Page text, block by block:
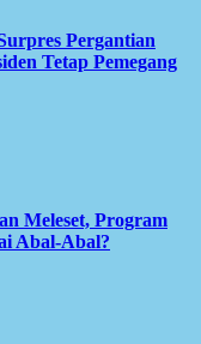
Pergantian
Tetap Pemegang
Meleset, Program
Abal-Abal?